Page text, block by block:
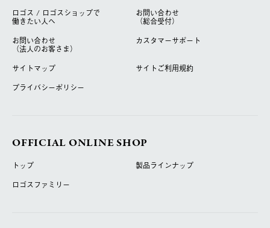
ロゴス / ロゴスショップで
働きたい人へ
お問い合わせ
（総合受付）
お問い合わせ
（法人のお客さま）
カスタマーサポート
サイトマップ
サイトご利用規約
プライバシーポリシー
OFFICIAL ONLINE SHOP
トップ
製品ラインナップ
ロゴスファミリー